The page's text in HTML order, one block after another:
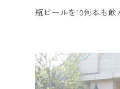
瓶ビールを10何本も